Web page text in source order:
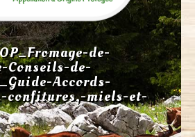
de-
Conseils-de-
Accords-
confitures,-miels-et-